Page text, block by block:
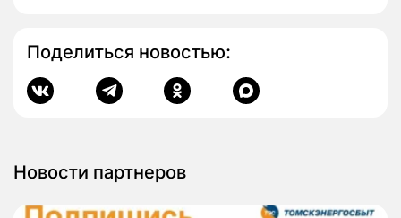
Поделиться новостью:
Новости партнеров